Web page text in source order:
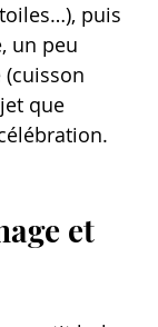
puis
un peu
que
et